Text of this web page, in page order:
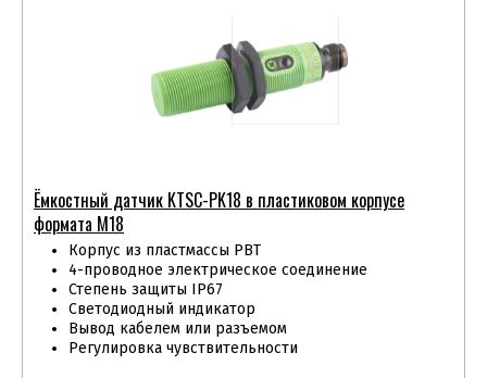
Ёмкостный датчик KTSС-PK18 в пластиковом корпусе
формата М18
Корпус из пластмассы PBT
4-проводное электрическое соединение
Степень защиты IP67
Светодиодный индикатор
Вывод кабелем или разъемом
Регулировка чувствительности